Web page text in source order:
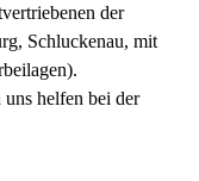
der
Schluckenau, mit
helfen bei der